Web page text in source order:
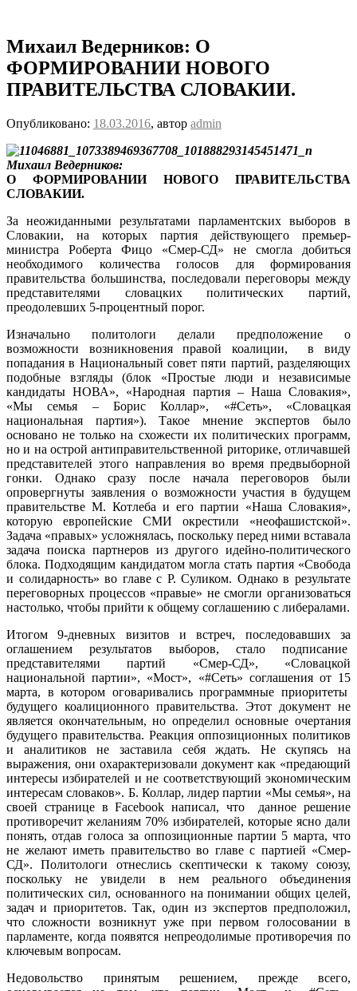
Михаил Ведерников: О
ФОРМИРОВАНИИ НОВОГО
ПРАВИТЕЛЬСТВА СЛОВАКИИ.
Опубликовано: 18.03.2016, автор admin
Михаил Ведерников:
О ФОРМИРОВАНИИ НОВОГО ПРАВИТЕЛЬСТВА
СЛОВАКИИ.
За неожиданными результатами парламентских выборов в
Словакии, на которых партия действующего премьер-
министра Роберта Фицо «Смер-СД» не смогла добиться
необходимого количества голосов для формирования
правительства большинства, последовали переговоры между
представителями словацких политических партий,
преодолевших 5-процентный порог.
Изначально политологи делали предположение о
возможности возникновения правой коалиции, в виду
попадания в Национальный совет пяти партий, разделяющих
подобные взгляды (блок «Простые люди и независимые
кандидаты НОВА», «Народная партия – Наша Словакия»,
«Мы семья – Борис Коллар», «#Сеть», «Словацкая
национальная партия»). Такое мнение экспертов было
основано не только на схожести их политических программ,
но и на острой антиправительственной риторике, отличавшей
представителей этого направления во время предвыборной
гонки. Однако сразу после начала переговоров были
опровергнуты заявления о возможности участия в будущем
правительстве М. Котлеба и его партии «Наша Словакия»,
которую европейские СМИ окрестили «неофашистской».
Задача «правых» усложнялась, поскольку перед ними вставала
задача поиска партнеров из другого идейно-политического
блока. Подходящим кандидатом могла стать партия «Свобода
и солидарность» во главе с Р. Суликом. Однако в результате
переговорных процессов «правые» не смогли организоваться
настолько, чтобы прийти к общему соглашению с либералами.
Итогом 9-дневных визитов и встреч, последовавших за
оглашением результатов выборов, стало подписание
представителями партий «Смер-СД», «Словацкой
национальной партии», «Мост», «#Сеть» соглашения от 15
марта, в котором оговаривались программные приоритеты
будущего коалиционного правительства. Этот документ не
является окончательным, но определил основные очертания
будущего правительства. Реакция оппозиционных политиков
и аналитиков не заставила себя ждать. Не скупясь на
выражения, они охарактеризовали документ как «предающий
интересы избирателей и не соответствующий экономическим
интересам словаков». Б. Коллар, лидер партии «Мы семья», на
своей странице в Facebook написал, что данное решение
противоречит желаниям 70% избирателей, которые ясно дали
понять, отдав голоса за оппозиционные партии 5 марта, что
не желают иметь правительство во главе с партией «Смер-
СД». Политологи отнеслись скептически к такому союзу,
поскольку не увидели в нем реального объединения
политических сил, основанного на понимании общих целей,
задач и приоритетов. Так, один из экспертов предположил,
что сложности возникнут уже при первом голосовании в
парламенте, когда появятся непреодолимые противоречия по
ключевым вопросам.
Недовольство принятым решением, прежде всего,